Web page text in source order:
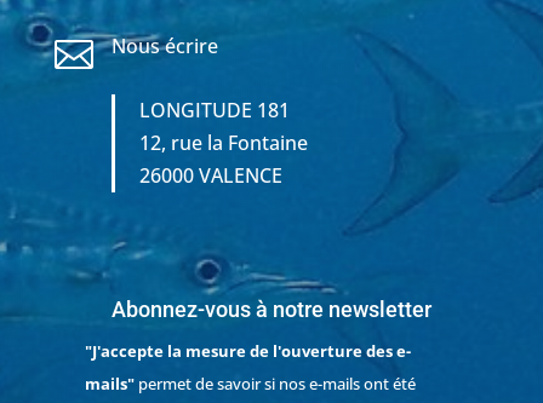
 Nous écrire
LONGITUDE 181
12, rue la Fontaine
26000 VALENCE
Abonnez-vous à notre newsletter
"J'accepte la mesure de l'ouverture des e-
mails"permet de savoir si nos e-mails ont été